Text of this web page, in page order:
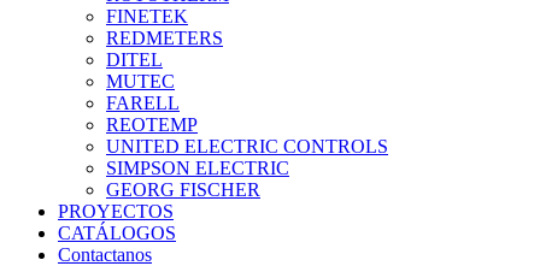
FINETEK
REDMETERS
DITEL
MUTEC
FARELL
REOTEMP
UNITED ELECTRIC CONTROLS
SIMPSON ELECTRIC
GEORG FISCHER
PROYECTOS
CATÁLOGOS
Contactanos